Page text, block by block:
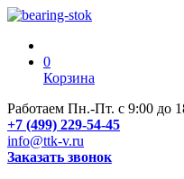
0
Корзина
Работаем Пн.-Пт. с 9:00 до
+7 (499) 229-54-45
info@ttk-v.ru
Заказать звонок